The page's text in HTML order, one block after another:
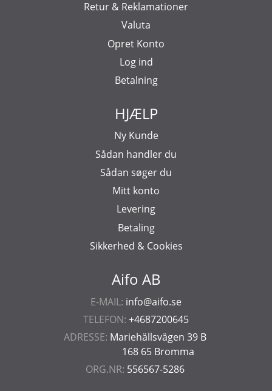
Aifo AB
E-MAIL: info@aifo.se
TELEFON: +4687200645
ADRESSE: Mariehällsvägen 39 B
168 65 Bromma
ORG.NR: 556567-5286
Retur & Reklamationer
Valuta
Opret Konto
Log ind
Betalning
HJÆLP
Ny Kunde
Sådan handler du
Sådan søger du
Mitt konto
Levering
Betaling
Sikkerhed & Cookies